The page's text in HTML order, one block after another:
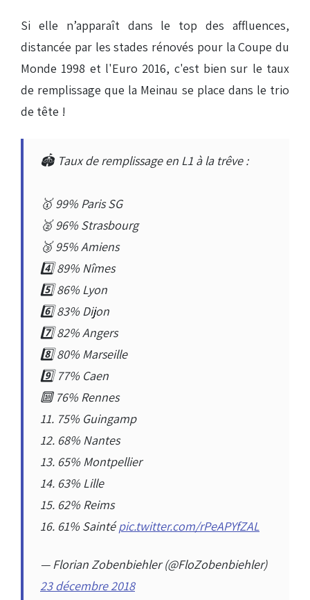
Si elle n’apparaît dans le top des affluences,
distancée par les stades rénovés pour la Coupe du
Monde 1998 et l'Euro 2016, c'est bien sur le taux
de remplissage que la Meinau se place dans le trio
de tête !
🏟 Taux de remplissage en L1 à la trêve :
🥇 99% Paris SG
🥈 96% Strasbourg
🥉 95% Amiens
4️⃣ 89% Nîmes
5️⃣ 86% Lyon
6️⃣ 83% Dijon
7️⃣ 82% Angers
8️⃣ 80% Marseille
9️⃣ 77% Caen
🔟 76% Rennes
11. 75% Guingamp
12. 68% Nantes
13. 65% Montpellier
14. 63% Lille
15. 62% Reims
16. 61% Saintépic.twitter.com/rPeAPYfZAL
— Florian Zobenbiehler (@FloZobenbiehler)
23 décembre 2018